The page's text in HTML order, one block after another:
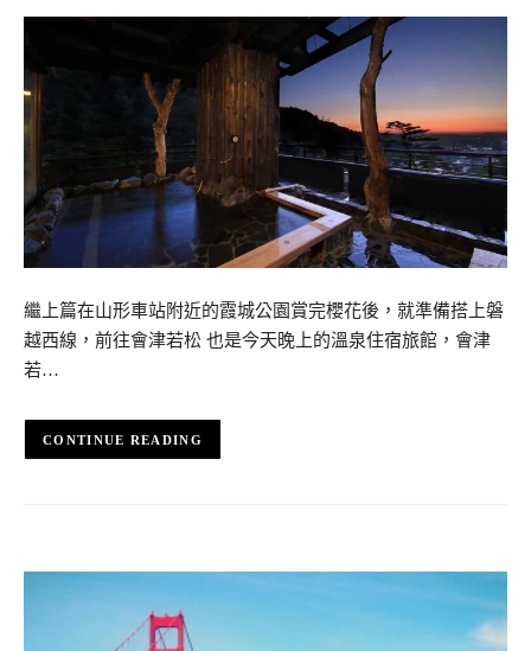
繼上篇在山形車站附近的霞城公園賞完櫻花後，就準備搭上磐
越西線，前往會津若松 也是今天晚上的溫泉住宿旅館，會津
若…
CONTINUE READING